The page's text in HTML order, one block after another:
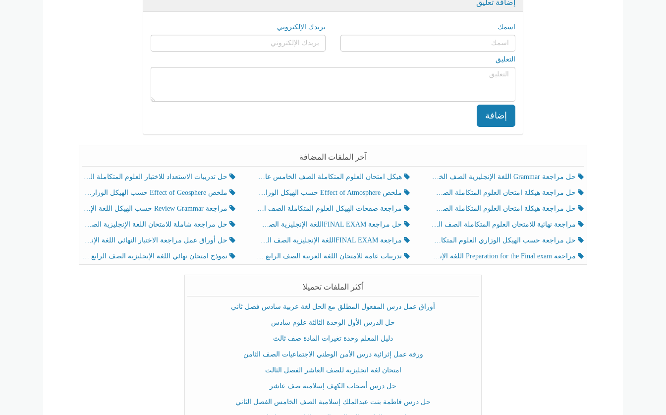
إضافة تعليق
اسمك بريدك الإلكتروني
التعليق
إضافة
آخر الملفات المضافة
حل مراجعة Grammar اللغة الإنجليزية الصف الخامس الفصل الثالث هيكل امتحان العلوم المتكاملة الصف الخامس عام الفصل الدراسي الثالث 2025-2026 حل تدريبات الاستعداد للاختبار العلوم المتكاملة الصف الخامس عام الفصل الثالث
حل مراجعة هيكلة امتحان العلوم المتكاملة الصف الخامس انسبير الفصل الثالث ملخص Effect of Atmosphere حسب الهيكل الوزاري العلوم المتكاملة الصف الخامس انسبير الفصل الثالث ملخص Effect of Geosphere حسب الهيكل الوزاري العلوم المتكاملة الصف الخامس انسبير الفصل الثالث
حل مراجعة هيكلة امتحان العلوم المتكاملة الصف الخامس عام الفصل الثالث مراجعة صفحات الهيكل العلوم المتكاملة الصف الخامس انسبير الفصل الثالث مراجعة Review Grammar حسب الهيكل اللغة الإنجليزية الصف الخامس الفصل الثالث
مراجعة نهائية للامتحان العلوم المتكاملة الصف الخامس انسبير الفصل الثالث حل مراجعة FINAL EXAMاللغة الإنجليزية الصف الخامس الفصل الثالث حل مراجعة شاملة للامتحان اللغة الإنجليزية الصف الخامس الفصل الثالث
حل مراجعة حسب الهيكل الوزاري العلوم المتكاملة الصف الخامس عام الفصل الثالث مراجعة FINAL EXAMاللغة الإنجليزية الصف الخامس الفصل الثالث حل أوراق عمل مراجعة الاختبار النهائي اللغة الإنجليزية الصف الرابع الفصل الثالث
مراجعة Preparation for the Final exam اللغة الإنجليزية الصف الرابع الفصل الثالث تدريبات عامة للامتحان اللغة العربية الصف الرابع الفصل الثالث نموذج امتحان نهائي اللغة الإنجليزية الصف الرابع الفصل الثالث
أكثر الملفات تحميلا
أوراق عمل درس المفعول المطلق مع الحل لغة عربية سادس فصل ثاني
حل الدرس الأول الوحدة الثالثة علوم سادس
دليل المعلم وحدة تغيرات المادة صف ثالث
ورقة عمل إثرائية درس الأمن الوطني الاجتماعيات الصف الثامن
امتحان لغة انجليزية للصف العاشر الفصل الثالث
حل درس أصحاب الكهف إسلامية صف عاشر
حل درس فاطمة بنت عبدالملك إسلامية الصف الخامس الفصل الثاني